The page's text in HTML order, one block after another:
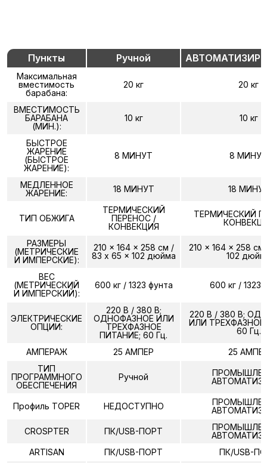
Пункты Ручной
Максимальная
вместимость
барабана:
20 кг 20 кг
ВМЕСТИМОСТЬ
БАРАБАНА
(МИН.):
10 кг 10 кг
БЫСТРОЕ
ЖАРЕНИЕ
(БЫСТРОЕ
ЖАРЕНИЕ):
8 МИНУТ 8 МИНУТ
МЕДЛЕННОЕ
ЖАРЕНИЕ:
18 МИНУТ 18
ТИП ОБЖИГА
ТЕРМИЧЕСКИЙ
ПЕРЕНОС /
КОНВЕКЦИЯ
ТЕРМИЧЕСКИЙ
РАЗМЕРЫ
(МЕТРИЧЕСКИЕ
И ИМПЕРСКИЕ):
210 x 164 x 258 см /
83 x 65 x 102 дюйма
210 x 164 x 258
102
ВЕС
(МЕТРИЧЕСКИЙ
И ИМПЕРСКИЙ):
600 кг / 1323 фунта 600 кг / 1323
ЭЛЕКТРИЧЕСКИЕ
ОПЦИИ:
220 В / 380 В;
ОДНОФАЗНОЕ ИЛИ
ТРЕХФАЗНОЕ
ПИТАНИЕ; 60 Гц.
220 В / 380 В;
ИЛИ ТРЕХФАЗНОЕ
60 Гц.
АМПЕРАЖ 25 АМПЕР
25
ТИП
ПРОГРАММНОГО
ОБЕСПЕЧЕНИЯ
Ручной
Профиль TOPER НЕДОСТУПНО
CROSPTER ПК/USB-ПОРТ
ARTISAN
ПК/USB-ПОРТ ПК/USB-